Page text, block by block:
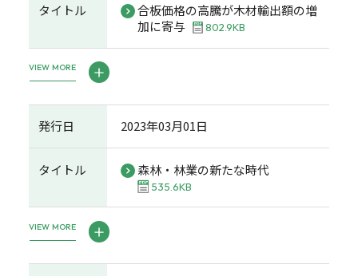
タイトル
合板価格の高騰が木材輸出額の増
加に寄与
802.9KB
VIEW MORE
発行日 2023年03月01日
タイトル 森林・林業の新たな時代
535.6KB
VIEW MORE